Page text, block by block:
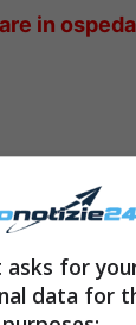
in
for
data for